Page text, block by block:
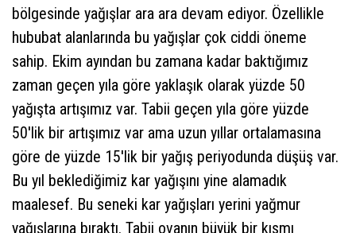
bölgesinde yağışlar ara ara devam ediyor. Özellikle
hububat alanlarında bu yağışlar çok ciddi öneme
sahip. Ekim ayından bu zamana kadar baktığımız
zaman geçen yıla göre yaklaşık olarak yüzde 50
yağışta artışımız var. Tabii geçen yıla göre yüzde
50'lik bir artışımız var ama uzun yıllar ortalamasına
göre de yüzde 15'lik bir yağış periyodunda düşüş var.
Bu yıl beklediğimiz kar yağışını yine alamadık
maalesef. Bu seneki kar yağışları yerini yağmur
yağışlarına bıraktı. Tabii ovanın büyük bir kısmı